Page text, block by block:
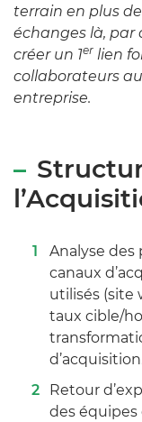
terrain en plus
échanges là, par
créer un 1er lien
collaborateurs
entreprise.
Analyse des
canaux
utilisés (site
taux cible/
Retour
des équipes